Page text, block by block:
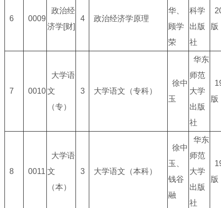
6 0009
政治经
济学[财]
4 政治经济学原理
华、
顾学
荣
科学
出版
社
版
7 0010
大学语
文
（专）
3 大学语文（专科）
徐中
玉
华东
师范
大学
出版
社
版
8 0011
大学语
文
（本）
3 大学语文（本科）
徐中
玉、
钱谷
融
华东
师范
大学
出版
社
版